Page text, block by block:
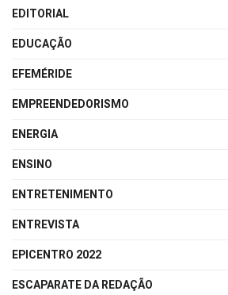
EDITORIAL
EDUCAÇÃO
EFEMÉRIDE
EMPREENDEDORISMO
ENERGIA
ENSINO
ENTRETENIMENTO
ENTREVISTA
EPICENTRO 2022
ESCAPARATE DA REDAÇÃO